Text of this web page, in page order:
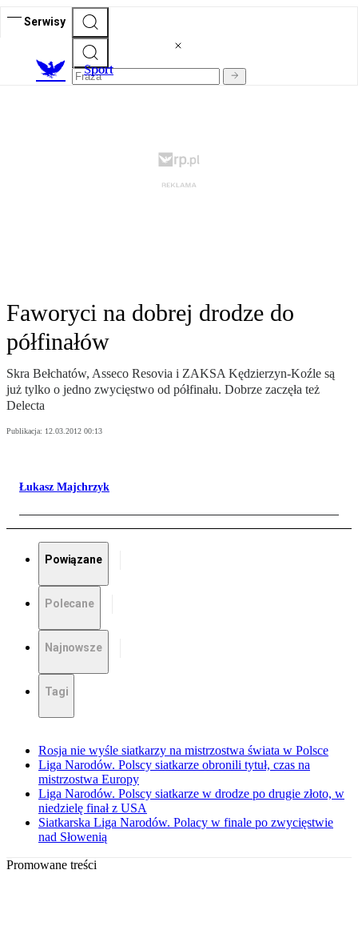
Serwisy
Sport
Faworyci na dobrej drodze do
półfinałów
Skra Bełchatów, Asseco Resovia i ZAKSA Kędzierzyn-Koźle są
już tylko o jedno zwycięstwo od półfinału. Dobrze zaczęła też
Delecta
Publikacja: 12.03.2012 00:13
Łukasz Majchrzyk
Powiązane
Polecane
Najnowsze
Tagi
Rosja nie wyśle siatkarzy na mistrzostwa świata w Polsce
Liga Narodów. Polscy siatkarze obronili tytuł, czas na
mistrzostwa Europy
Liga Narodów. Polscy siatkarze w drodze po drugie złoto, w
niedzielę finał z USA
Siatkarska Liga Narodów. Polacy w finale po zwycięstwie
nad Słowenią
Promowane treści